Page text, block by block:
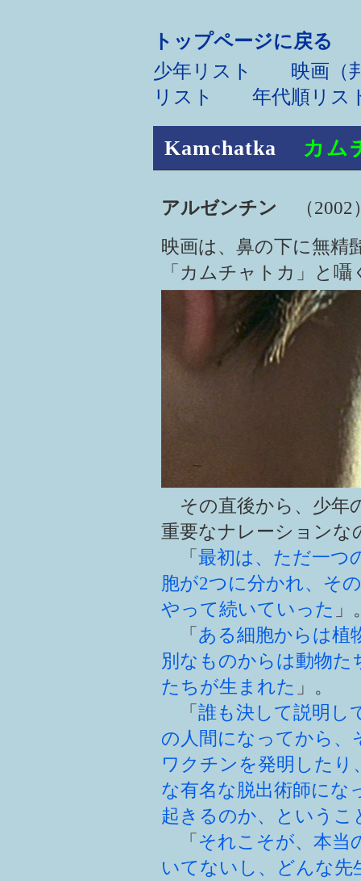
トップページに戻る
少年リスト
映画（邦
リスト
年代順リス
Kamchatka カム
アルゼンチン
（2002
映画は、鼻の下に無精
「カムチャトカ」と
その直後から、少年
重要なナレーションな
「最初は、ただ一つ
胞が2つに分かれ、そ
やって続いていった 」
「ある細胞からは植
別なものからは動物
たちが生まれた 」。
「誰も決して説明し
の人間になってから
ワクチンを発明した
な有名な脱出術師にな
起きるのか、というこ
「それこそが、本当
いてないし、どんな